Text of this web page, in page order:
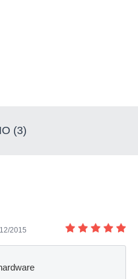
(3)
2015